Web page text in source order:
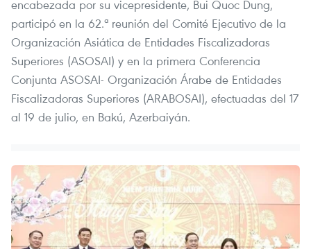
encabezada por su vicepresidente, Bui Quoc Dung,
participó en la 62.ª reunión del Comité Ejecutivo de la
Organización Asiática de Entidades Fiscalizadoras
Superiores (ASOSAI) y en la primera Conferencia
Conjunta ASOSAI- Organización Árabe de Entidades
Fiscalizadoras Superiores (ARABOSAI), efectuadas del 17
al 19 de julio, en Bakú, Azerbaiyán.